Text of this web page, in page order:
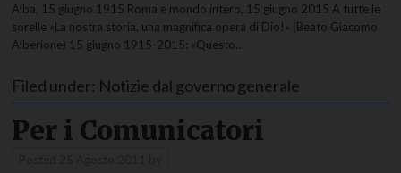
Alba, 15 giugno 1915 Roma e mondo intero, 15 giugno 2015 A tutte le
sorelle «La nostra storia, una magnifica opera di Dio!» (Beato Giacomo
Alberione) 15 giugno 1915-2015: «Questo…
Filed under: Notizie dal governo generale
Per i Comunicatori